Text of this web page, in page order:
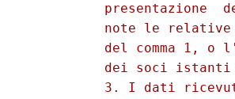
presentazione
note le
del comma 1, o
dei soci
3. I dati